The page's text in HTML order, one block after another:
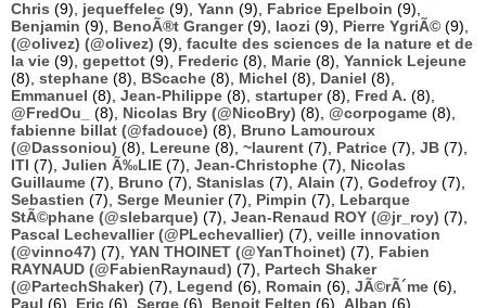
Chris (9), jequeffelec (9), Yann (9), Fabrice Epelboin (9),
Benjamin (9), BenoÃ®t Granger(9), laozi (9), Pierre YgriÃ© (9),
(@olivez) (@olivez) (9), faculte des sciences de la nature et de
la vie (9), gepettot (9), Frederic (8), Marie (8), Yannick Lejeune
(8), stephane (8), BScache (8), Michel (8), Daniel (8),
Emmanuel (8), Jean-Philippe (8), startuper(8), Fred A. (8),
@FredOu_
(8), Nicolas Bry (@NicoBry) (8), @corpogame (8),
fabienne billat (@fadouce) (8), Bruno Lamouroux
(@Dassoniou) (8), Lereune (8), ~laurent (7), Patrice (7), JB (7),
ITI (7), Julien Ã‰LIE (7), Jean-Christophe (7), Nicolas
Guillaume (7), Bruno (7), Stanislas (7), Alain (7), Godefroy (7),
Sebastien (7), Serge Meunier(7), Pimpin (7), Lebarque
StÃ©phane (@slebarque) (7), Jean-Renaud ROY (@jr_roy) (7),
Pascal Lechevallier (@PLechevallier) (7), veille innovation
(@vinno47) (7), YAN THOINET (@YanThoinet) (7), Fabien
RAYNAUD (@FabienRaynaud) (7), Partech Shaker
(@PartechShaker) (7), Legend (6), Romain (6), JÃ©rÃ´me (6),
Paul (6), Eric (6), Serge (6), Benoit Felten (6), Alban (6),